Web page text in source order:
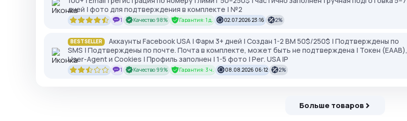
дней | фото для подтверждения в комплекте | №2
1 Качество 98% Гарантия: 1 д. 02.07.2026 23:16 2%
BESTSELLER
Аккаунты Facebook USA | Фарм 3+ дней | Создан 1-2 BM 50$/250$ | Подтверждены по
SMS | Подтверждены по почте. Почта в комплекте, может быть не подтверждена | Токен (EAAB),
User-Agent и Cookies | Профиль заполнен | 1-5 фото | Рег. USA IP
1 Качество 99% Гарантия: 3 ч. 08.08.2026 06:12 2%
Больше товаров